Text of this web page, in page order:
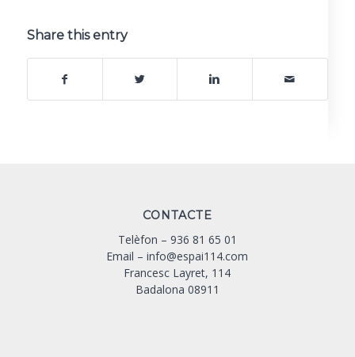
Share this entry
CONTACTE
Telèfon – 936 81 65 01
Email –info@espai114.com
Francesc Layret, 114
Badalona 08911